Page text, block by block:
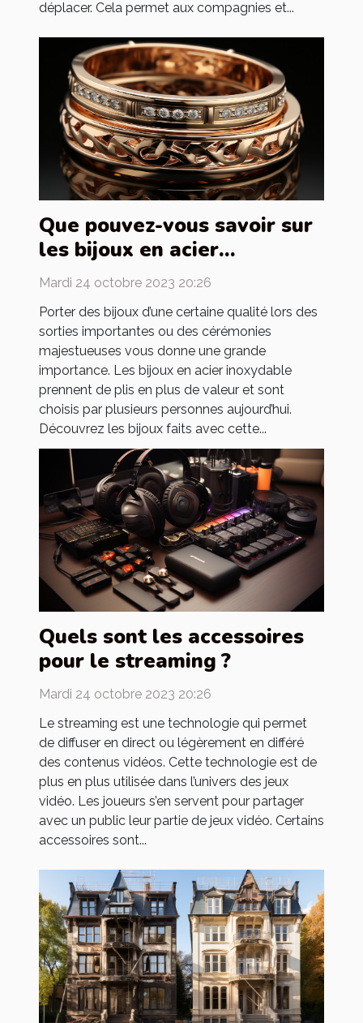
déplacer. Cela permet aux compagnies et...
Que pouvez-vous savoir sur
les bijoux en acier
inoxydable ?
Mardi 24 octobre 2023 20:26
Porter des bijoux d’une certaine qualité lors des
sorties importantes ou des cérémonies
majestueuses vous donne une grande
importance. Les bijoux en acier inoxydable
prennent de plis en plus de valeur et sont
choisis par plusieurs personnes aujourd’hui.
Découvrez les bijoux faits avec cette...
Quels sont les accessoires
pour le streaming ?
Mardi 24 octobre 2023 20:26
Le streaming est une technologie qui permet
de diffuser en direct ou légèrement en différé
des contenus vidéos. Cette technologie est de
plus en plus utilisée dans l’univers des jeux
vidéo. Les joueurs s’en servent pour partager
avec un public leur partie de jeux vidéo. Certains
accessoires sont...